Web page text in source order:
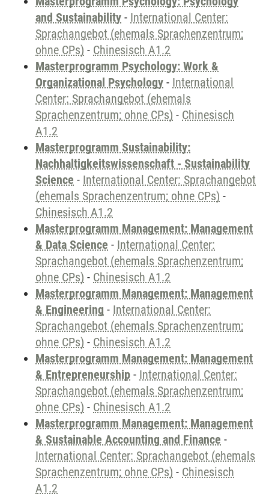
and Sustainability - International Center:
Sprachangebot (ehemals Sprachenzentrum;
ohne CPs) - Chinesisch A1.2
Masterprogramm Psychology: Work &
Organizational Psychology - International
Center: Sprachangebot (ehemals
Sprachenzentrum; ohne CPs) - Chinesisch
A1.2
Masterprogramm Sustainability:
Nachhaltigkeitswissenschaft - Sustainability
Science - International Center: Sprachangebot
(ehemals Sprachenzentrum; ohne CPs) -
Chinesisch A1.2
Masterprogramm Management: Management
& Data Science - International Center:
Sprachangebot (ehemals Sprachenzentrum;
ohne CPs) - Chinesisch A1.2
Masterprogramm Management: Management
& Engineering - International Center:
Sprachangebot (ehemals Sprachenzentrum;
ohne CPs) - Chinesisch A1.2
Masterprogramm Management: Management
& Entrepreneurship - International Center:
Sprachangebot (ehemals Sprachenzentrum;
ohne CPs) - Chinesisch A1.2
Masterprogramm Management: Management
& Sustainable Accounting and Finance -
International Center: Sprachangebot (ehemals
Sprachenzentrum; ohne CPs) - Chinesisch
A1.2